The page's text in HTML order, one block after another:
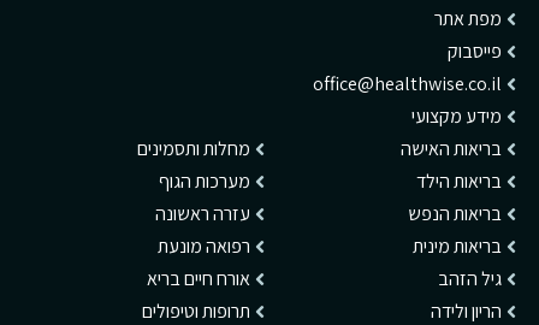
מפת אתר
פייסבוק
office@healthwise.co.il
מידע מקצועי
בריאות האישה
בריאות הילד
בריאות הנפש
בריאות מינית
גיל הזהב
הריון ולידה
מחלות ותסמינים
מערכות הגוף
עזרה ראשונה
רפואה מונעת
אורח חיים בריא
תרופות וטיפולים